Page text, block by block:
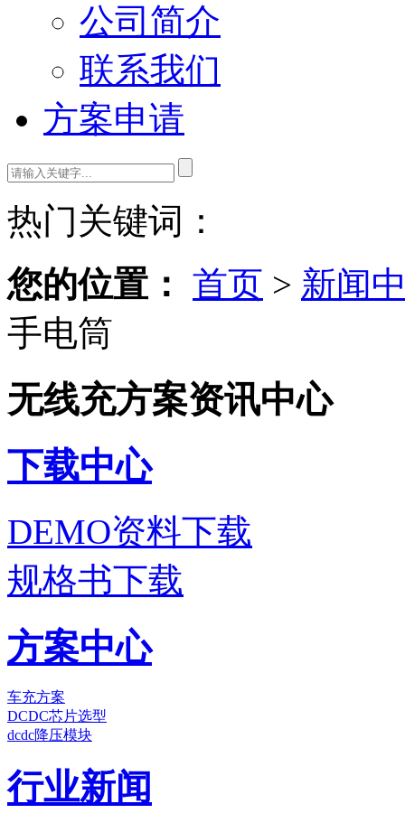
公司简介
联系我们
方案申请
热门关键词：
您的位置： 首页 > 新闻
手电筒
无线充方案资讯中心
下载中心
DEMO资料下载
规格书下载
方案中心
车充方案
DCDC芯片选型
dcdc降压模块
行业新闻